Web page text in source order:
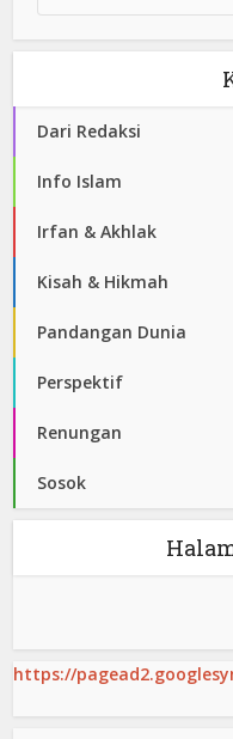
Dari Redaksi
Info Islam
Irfan & Akhlak
Kisah & Hikmah
Pandangan Dunia
Perspektif
Renungan
Sosok
https://